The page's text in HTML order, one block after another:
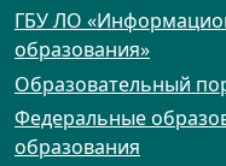
ГБУ ЛО
образования»
Образовательный
Федеральные
образования